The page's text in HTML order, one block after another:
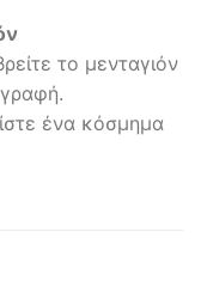
το μενταγιόν
ένα κόσμημα